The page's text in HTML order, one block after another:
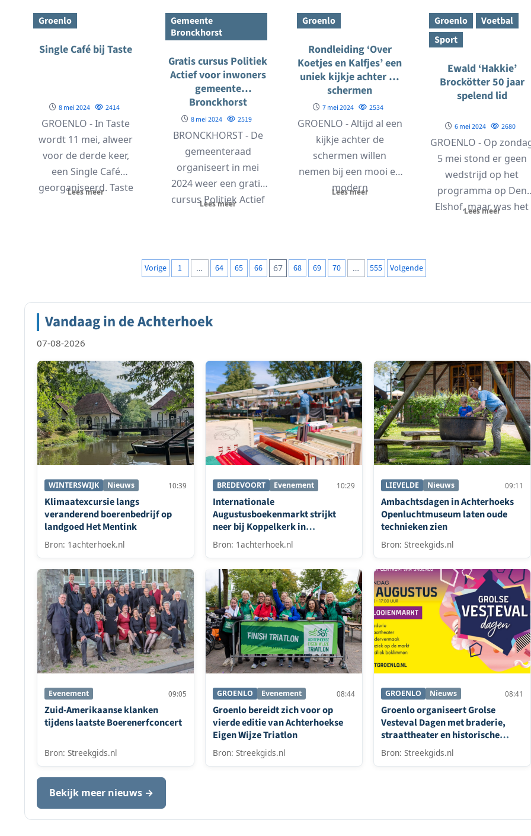
Groenlo
Single Café bij Taste
8 mei 2024 2414
GROENLO - In Taste
wordt 11 mei, alweer
voor de derde keer,
een Single Café
georganiseerd. Taste
Lees meer
Gemeente
Bronckhorst
Gratis cursus Politiek
Actief voor inwoners
gemeente
Bronckhorst
8 mei 2024 2519
BRONCKHORST - De
gemeenteraad
organiseert in mei
2024 weer een gratis
cursus Politiek Actief
Lees meer
Groenlo
Rondleiding ‘Over
Koetjes en Kalfjes’ een
uniek kijkje achter de
schermen
7 mei 2024 2534
GROENLO - Altijd al een
kijkje achter de
schermen willen
nemen bij een mooi en
modern
Lees meer
Groenlo
Voetbal
Sport
Ewald ‘Hakkie’
Brockötter 50 jaar
spelend lid
6 mei 2024 2680
GROENLO - Op
5 mei stond er geen
wedstrijd op het
programma op Den
Elshof, maar was het
Lees meer
Berichten
Vorige 1 … 64 65 66 67 68 69 70 … 555 Volgende
Vandaag in de Achterhoek
07-08-2026
WINTERSWIJK Nieuws 10:39
Klimaatexcursie langs
veranderend boerenbedrijf op
landgoed Het Mentink
Bron: 1achterhoek.nl
BREDEVOORT Evenement 10:29
Internationale
Augustusboekenmarkt strijkt
neer bij Koppelkerk in
Bredevoort
Bron: 1achterhoek.nl
LIEVELDE Nieuws 09:11
Ambachtsdagen in Achterhoeks
Openluchtmuseum laten oude
technieken zien
Bron: Streekgids.nl
Evenement 09:05
Zuid-Amerikaanse klanken
tijdens laatste Boerenerfconcert
Bron: Streekgids.nl
GROENLO Evenement 08:44
Groenlo bereidt zich voor op
vierde editie van Achterhoekse
Eigen Wijze Triatlon
Bron: Streekgids.nl
GROENLO Nieuws 08:41
Groenlo organiseert Grolse
Vesteval Dagen met braderie,
straattheater en historische
rondleidingen
Bron: Streekgids.nl
Bekijk meer nieuws →